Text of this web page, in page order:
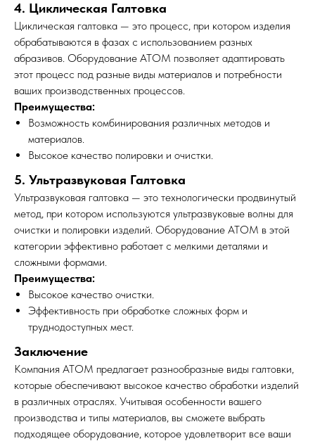
4. Циклическая Галтовка
Циклическая галтовка — это процесс, при котором изделия
обрабатываются в фазах с использованием разных
абразивов. Оборудование АТОМ позволяет адаптировать
этот процесс под разные виды материалов и потребности
ваших производственных процессов.
Преимущества:
Возможность комбинирования различных методов и
материалов.
Высокое качество полировки и очистки.
5. Ультразвуковая Галтовка
Ультразвуковая галтовка — это технологически продвинутый
метод, при котором используются ультразвуковые волны для
очистки и полировки изделий. Оборудование АТОМ в этой
категории эффективно работает с мелкими деталями и
сложными формами.
Преимущества:
Высокое качество очистки.
Эффективность при обработке сложных форм и
труднодоступных мест.
Заключение
Компания АТОМ предлагает разнообразные виды галтовки,
которые обеспечивают высокое качество обработки изделий
в различных отраслях. Учитывая особенности вашего
производства и типы материалов, вы сможете выбрать
подходящее оборудование, которое удовлетворит все ваши